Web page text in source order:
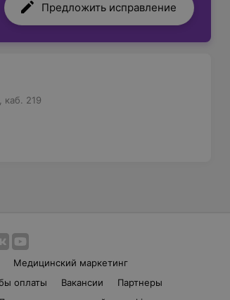
Предложить исправление
каб. 219
Медицинский маркетинг
оплаты Вакансии
Партнеры